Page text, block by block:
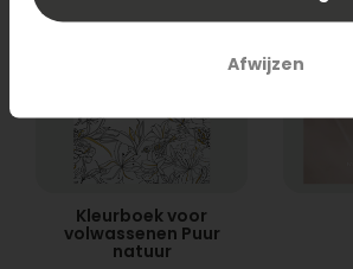
Kleurboek voor
volwassenen Puur
natuur
Afwijzen